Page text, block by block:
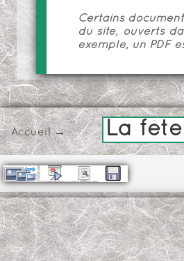
Certains
du site, ouverts
exemple, un PDF
Accueil→ La fête